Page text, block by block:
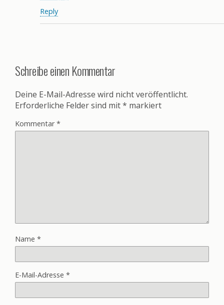
Reply
Schreibe einen Kommentar
Deine E-Mail-Adresse wird nicht veröffentlicht.
Erforderliche Felder sind mit* markiert
Kommentar*
Name *
E-Mail-Adresse *